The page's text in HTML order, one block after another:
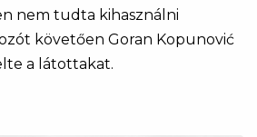
nem tudta kihasználni
követően Goran Kopunović
a látottakat.